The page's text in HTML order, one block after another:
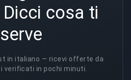
cosa ti
serve
in italiano — ricevi offerte da
verificati in pochi minuti.